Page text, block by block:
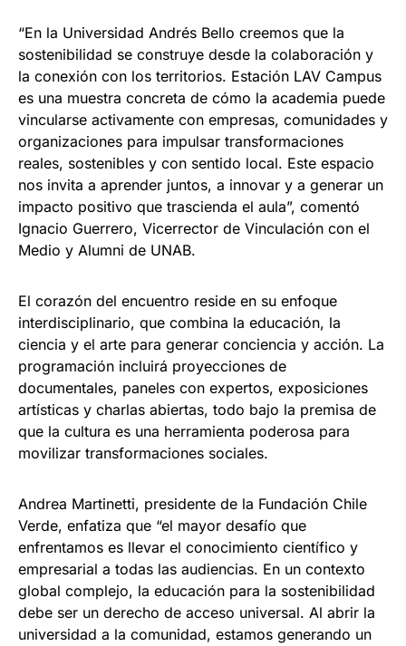
“En la Universidad Andrés Bello creemos que la
sostenibilidad se construye desde la colaboración y
la conexión con los territorios. Estación LAV Campus
es una muestra concreta de cómo la academia puede
vincularse activamente con empresas, comunidades y
organizaciones para impulsar transformaciones
reales, sostenibles y con sentido local. Este espacio
nos invita a aprender juntos, a innovar y a generar un
impacto positivo que trascienda el aula”, comentó
Ignacio Guerrero, Vicerrector de Vinculación con el
Medio y Alumni de UNAB.
El corazón del encuentro reside en su enfoque
interdisciplinario, que combina la educación, la
ciencia y el arte para generar conciencia y acción. La
programación incluirá proyecciones de
documentales, paneles con expertos, exposiciones
artísticas y charlas abiertas, todo bajo la premisa de
que la cultura es una herramienta poderosa para
movilizar transformaciones sociales.
Andrea Martinetti, presidente de la Fundación Chile
Verde, enfatiza que “el mayor desafío que
enfrentamos es llevar el conocimiento científico y
empresarial a todas las audiencias. En un contexto
global complejo, la educación para la sostenibilidad
debe ser un derecho de acceso universal. Al abrir la
universidad a la comunidad, estamos generando un